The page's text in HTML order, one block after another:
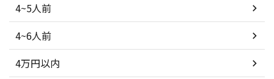
4~5人前
4~6人前
4万円以内